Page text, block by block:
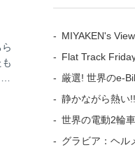
MIYAKEN's View
Flat Track
厳選! 世界のe-
静かながら熱い
世界の電動2輪
グラビア：ヘル